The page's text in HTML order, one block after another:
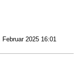
2025 16:01